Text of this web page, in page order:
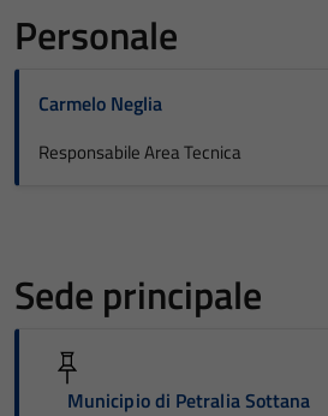
Personale
Carmelo Neglia
Responsabile Area Tecnica
Sede principale
Municipio di Petralia Sottana